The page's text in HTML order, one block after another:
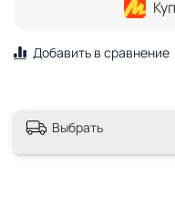
Добавить в сравнение
Выбрать